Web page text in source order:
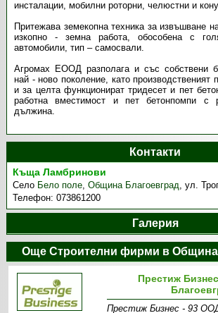
инсталации, мобилни роторни, челюстни и
Притежава земекопна техника за извъшване
изкопно - земна работа, обособена с
автомобили, тип – самосвали.
Агромах ЕООД разполага и със собствени
най - ново поколение, като производственият
и за целта функционират тридесет и пет
работна вместимост и пет бетонпомпи с
дължина.
Контакти
Къща Ламбринови
Село Бело поле,Община Благоевград,ул.
Телефон:073861200
Галерия
Още Строителни фирми в Община
Престиж
Престиж Бизнес - 93